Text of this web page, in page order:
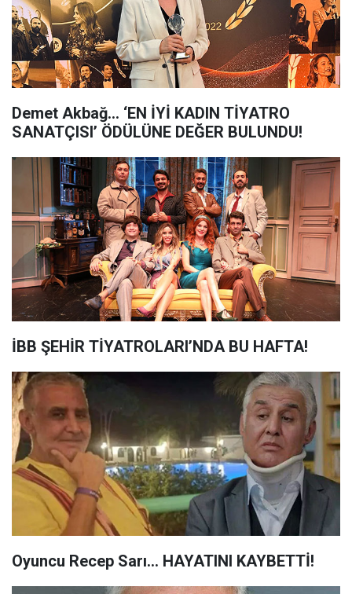
Demet Akbağ... ‘EN İYİ KADIN TİYATRO
SANATÇISI’ ÖDÜLÜNE DEĞER BULUNDU!
İBB ŞEHİR TİYATROLARI’NDA BU HAFTA!
Oyuncu Recep Sarı... HAYATINI KAYBETTİ!